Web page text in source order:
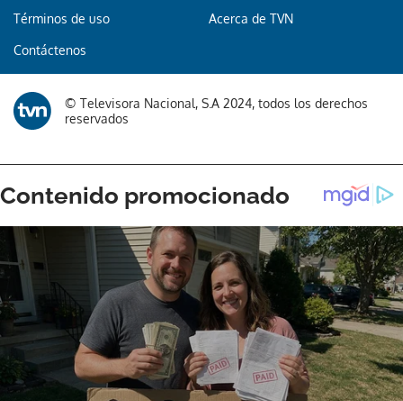
Términos de uso Acerca de TVN
Contáctenos
© Televisora Nacional, S.A 2024, todos los derechos
reservados